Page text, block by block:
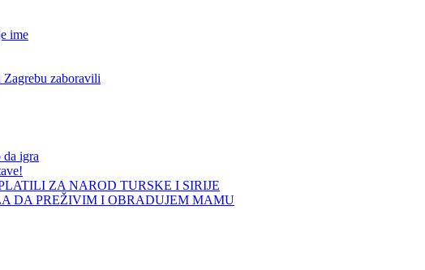
ime
zaboravili
igra
ZA NAROD TURSKE I SIRIJE
DA PREŽIVIM I OBRADUJEM MAMU